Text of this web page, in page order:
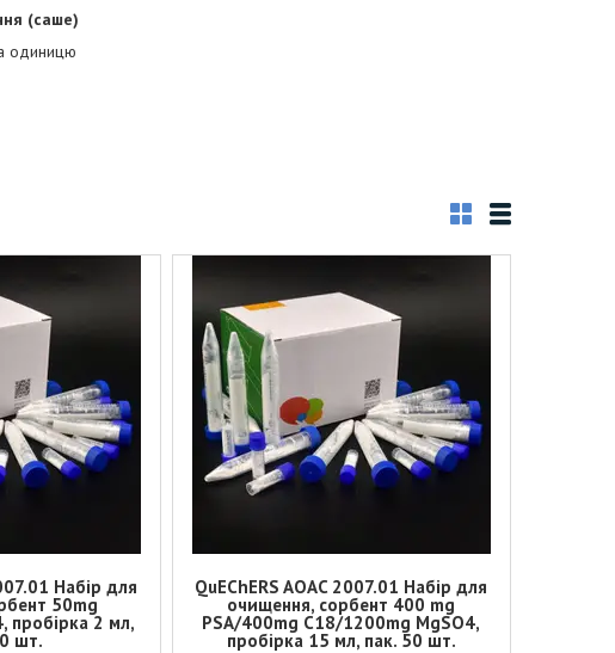
(саше)
одиницю
Набір для
50mg
пробірка 2 мл,
шт.
QuEChERS AOAC 2007.01 Набір для
очищення, сорбент 400 mg
PSA/400mg C18/1200mg MgSO4,
пробірка 15 мл, пак. 50 шт.